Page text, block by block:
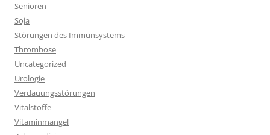
Senioren
Soja
Störungen des Immunsystems
Thrombose
Uncategorized
Urologie
Verdauungsstörungen
Vitalstoffe
Vitaminmangel